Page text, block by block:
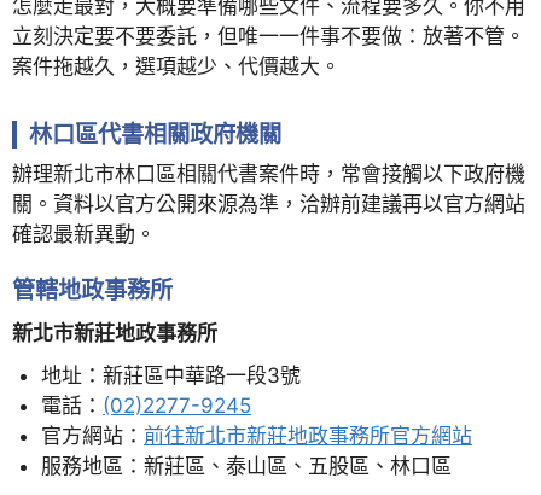
怎麼走最對，大概要準備哪些文件、流程要多久。你不用
立刻決定要不要委託，但唯一一件事不要做：放著不管。
案件拖越久，選項越少、代價越大。
林口區代書相關政府機關
辦理新北市林口區相關代書案件時，常會接觸以下政府機
關。資料以官方公開來源為準，洽辦前建議再以官方網站
確認最新異動。
管轄地政事務所
新北市新莊地政事務所
地址：新莊區中華路一段3號
電話： (02)2277-9245
官方網站： 前往新北市新莊地政事務所官方網站
服務地區：新莊區、泰山區、五股區、林口區